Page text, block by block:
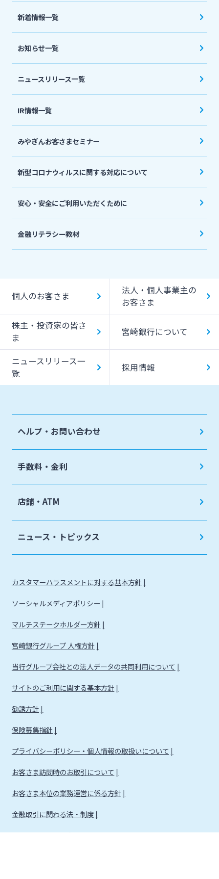
法人・個人事業主のお客さま
宮崎銀行について
ニュースリリース一覧
採用情報
お問い合わせ先一覧
新着情報一覧
お知らせ一覧
ニュースリリース一覧
IR情報一覧
みやぎんお客さまセミナー
新型コロナウィルスに関する対応について
安心・安全にご利用いただくために
金融リテラシー教材
個人のお客さま
法人・個人事業主の
お客さま
株主・投資家の皆さ
ま
宮崎銀行について
ニュースリリース一
覧
採用情報
ヘルプ・お問い合わせ
手数料・金利
店舗・ATM
ニュース・トピックス
カスタマーハラスメントに対する基本方針
ソーシャルメディアポリシー
マルチステークホルダー方針
宮崎銀行グループ 人権方針
当行グループ会社との法人データの共同利用について
サイトのご利用に関する基本方針
勧誘方針
保険募集指針
プライバシーポリシー・個人情報の取扱いについて
お客さま訪問時のお取引について
お客さま本位の業務運営に係る方針
金融取引に関わる法・制度
金融取引に関わる方針